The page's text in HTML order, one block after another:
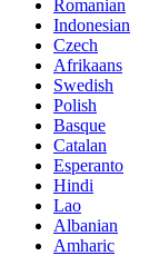
Romanian
Indonesian
Czech
Afrikaans
Swedish
Polish
Basque
Catalan
Esperanto
Hindi
Lao
Albanian
Amharic